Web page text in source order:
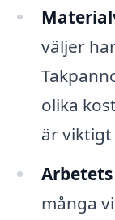
väljer
olika
är
många